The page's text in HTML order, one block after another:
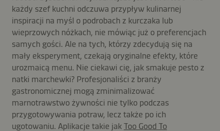
każdy szef kuchni odczuwa przypływ kulinarnej
inspiracji na myśl o podrobach z kurczaka lub
wieprzowych nóżkach, nie mówiąc już o preferencjach
samych gości. Ale na tych, którzy zdecydują się na
mały eksperyment, czekają oryginalne efekty, które
urozmaicą menu. Nie ciekawi cię, jak smakuje pesto z
natki marchewki? Profesjonaliści z branży
gastronomicznej mogą zminimalizować
marnotrawstwo żywności nie tylko podczas
przygotowywania potraw, lecz także po ich
ugotowaniu. Aplikacje takie jakToo Good To